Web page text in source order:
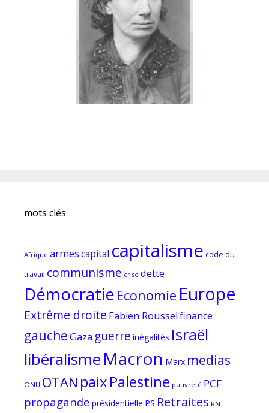
mots clés
Afrique armescapital capitalisme code du
travail communisme crise dette
Démocratie Economie Europe
Extrême droite Fabien Rousselfinance
gaucheGaza guerre inégalités Israël
libéralismeMacron Marx medias
ONU OTAN paixPalestine pauvreté PCF
propagande présidentielle PS Retraites RN